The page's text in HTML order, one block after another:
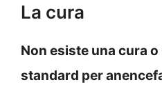
La cura
Non esiste una cura
standard per